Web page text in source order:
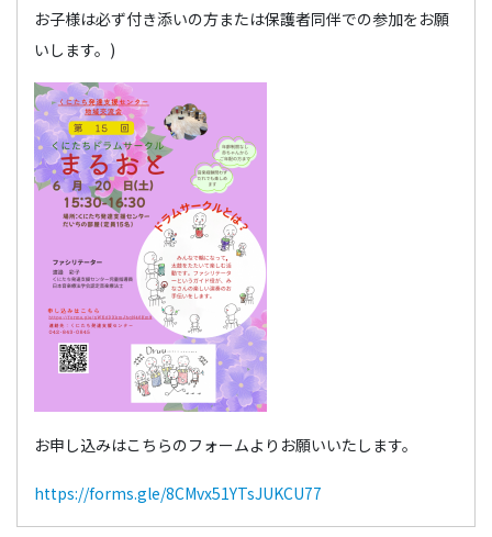
お子様は必ず付き添いの方または保護者同伴での参加をお願
いします。)
お申し込みはこちらのフォームよりお願いいたします。
https://forms.gle/8CMvx51YTsJUKCU77